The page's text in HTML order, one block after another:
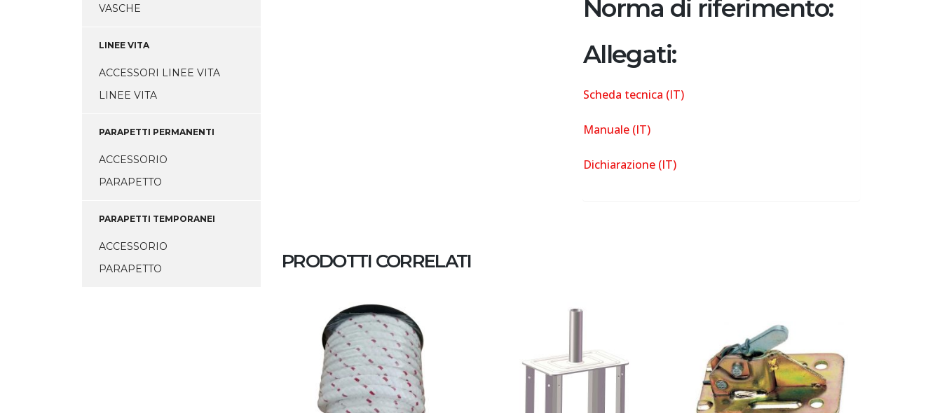
Norma di riferimento:
Allegati:
Scheda tecnica (IT)
Manuale (IT)
Dichiarazione (IT)
PRODOTTI CORRELATI
VASCHE
LINEE VITA
ACCESSORI LINEE VITA
LINEE VITA
PARAPETTI PERMANENTI
ACCESSORIO
PARAPETTO
PARAPETTI TEMPORANEI
ACCESSORIO
PARAPETTO